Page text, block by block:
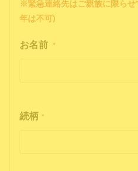
※緊急連絡先はご親族に限ら
年は不可)
お名前 *
続柄 *